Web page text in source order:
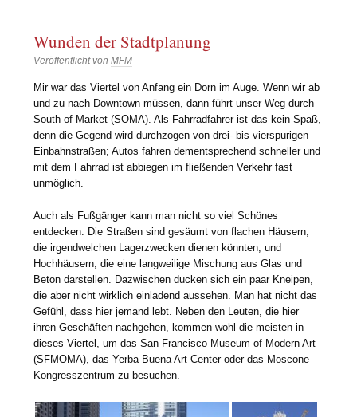
Wunden der Stadtplanung
Veröffentlicht vonMFM
Mir war das Viertel von Anfang ein Dorn im Auge. Wenn wir ab
und zu nach Downtown müssen, dann führt unser Weg durch
South of Market (SOMA). Als Fahrradfahrer ist das kein Spaß,
denn die Gegend wird durchzogen von drei- bis vierspurigen
Einbahnstraßen; Autos fahren dementsprechend schneller und
mit dem Fahrrad ist abbiegen im fließenden Verkehr fast
unmöglich.
Auch als Fußgänger kann man nicht so viel Schönes
entdecken. Die Straßen sind gesäumt von flachen Häusern,
die irgendwelchen Lagerzwecken dienen könnten, und
Hochhäusern, die eine langweilige Mischung aus Glas und
Beton darstellen. Dazwischen ducken sich ein paar Kneipen,
die aber nicht wirklich einladend aussehen. Man hat nicht das
Gefühl, dass hier jemand lebt. Neben den Leuten, die hier
ihren Geschäften nachgehen, kommen wohl die meisten in
dieses Viertel, um das San Francisco Museum of Modern Art
(SFMOMA), das Yerba Buena Art Center oder das Moscone
Kongresszentrum zu besuchen.